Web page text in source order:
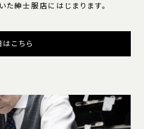
紳士服店にはじまります。
こちら